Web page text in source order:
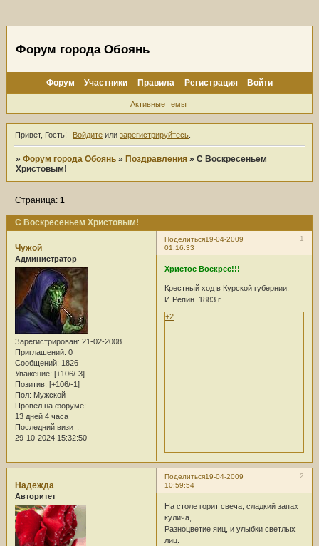
Форум города Обоянь
Форум Участники Правила Регистрация Войти
Активные темы
Привет, Гость! Войдите илизарегистрируйтесь
»Форум города Обоянь » Поздравления »С Воскресеньем
Христовым!
С Воскресеньем Христовым!
Страница:1
Поделиться 1
19-04-2009
01:16:33
Чужой
Администратор
Зарегистрирован: 21-02-2008
Приглашений: 0
Сообщений: 1826
Уважение: [+106/-3]
Позитив: [+106/-1]
Пол: Мужской
Провел на форуме:
13 дней 4 часа
Последний визит:
29-10-2024 15:32:50
Христос Воскрес!!!
Крестный ход в Курской губернии.
И.Репин. 1883 г.
+2
Поделиться 2
19-04-2009
10:59:54
Надежда
Авторитет
На столе горит свеча, сладкий запах
кулича,
Разноцветие яиц, и улыбки светлых
лиц.